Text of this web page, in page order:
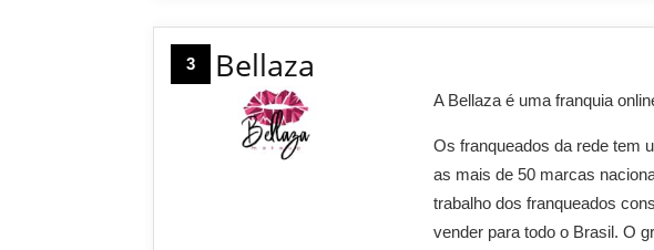
3 Bellaza
A Bellaza é uma franquia
Os franqueados da rede tem
as mais de 50 marcas
trabalho dos franqueados
vender para todo o Brasil. O